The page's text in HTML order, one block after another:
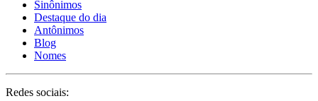
Sinônimos
Destaque do dia
Antônimos
Blog
Nomes
Redes sociais: